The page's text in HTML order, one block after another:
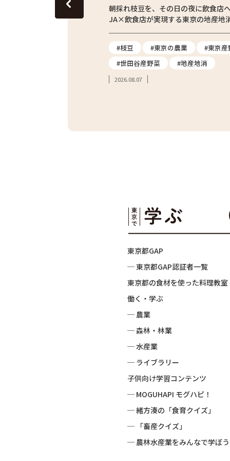
の田んぼ。青梅・東京繁
朝採れ枝豆を、その日の夜に飲食店
JA×飲食店が実現する東京の地産地
#枝豆 #東京の農業
#東京産
#世田谷産野菜
#地産地消
2026.08.07
東京都GAP
─ 東京都GAP認証者一覧
東京都の食材を使った料理教室
働く・学ぶ
─ 農業
─ 森林・林業
─ 水産業
─ ライブラリー
子供向け学習コンテンツ
─ MOGUHAPI モグハピ！
─ 緒方湊の「食育クイズ」
─ 「畜産クイズ」
─ 農林水産業をみんなで学ぼ